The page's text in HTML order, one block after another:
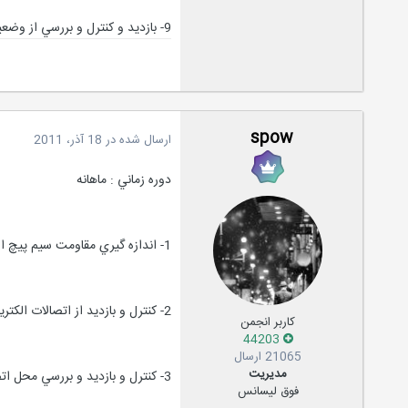
9- بازديد و کنترل و بررسي از وضعيت باطريهاي ژنراتور و اطمينان از مناسب بودن وضعيت آنها .
spow
کاربر انجمن
21065 ارسال
مدیریت
فوق لیسانس
ارسال شده در 18 آذر، 2011
دوره زماني : ماهانه
1- اندازه گيري مقاومت سيم پيچ استاتور ديزل ژنراتور بوسيله ميگر 1000 v و طبق دستور العمل فني مربوطه .
2- کنترل و بازديد از اتصالات الکتريکي جعبه اتصال کابلهاي قدرت ديزل ژنراتور و اطمينان از محکم بودن آنها
3- کنترل و بازديد و بررسي محل اتصال کابلشوي قدرت به شينه هاي قدرت ديزل ژنراتور و اطمينان از عدم وجود هر